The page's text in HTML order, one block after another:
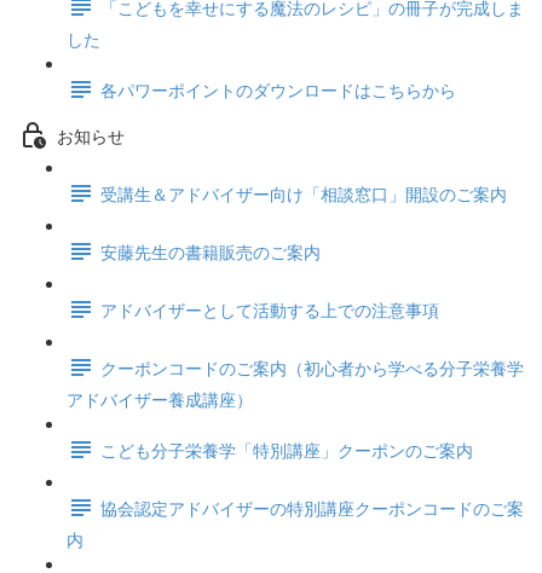
「こどもを幸せにする魔法のレシピ」の冊子が完成しま
した
各パワーポイントのダウンロードはこちらから
お知らせ
受講生＆アドバイザー向け「相談窓口」開設のご案内
安藤先生の書籍販売のご案内
アドバイザーとして活動する上での注意事項
クーポンコードのご案内（初心者から学べる分子栄養学
アドバイザー養成講座）
こども分子栄養学「特別講座」クーポンのご案内
協会認定アドバイザーの特別講座クーポンコードのご案
内